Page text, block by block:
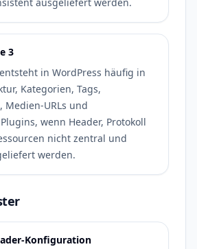
3
in WordPress häufig in
Kategorien, Tags,
Medien-URLs und
wenn Header, Protokoll
nicht zentral und
werden.
Konfiguration